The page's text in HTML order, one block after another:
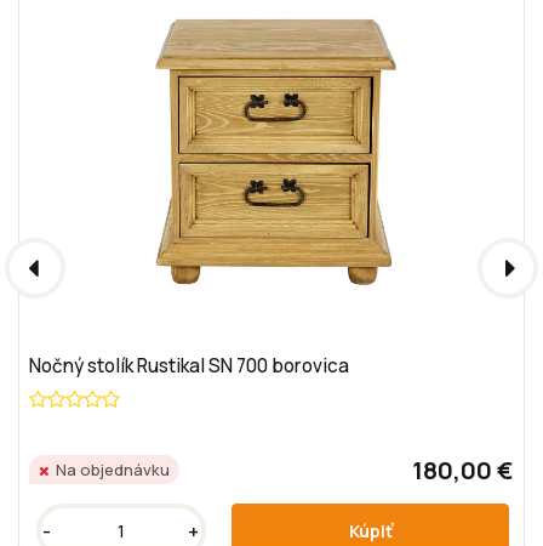
Nočný stolík Rustikal SN 700 borovica
180,00 €
Na objednávku
- +